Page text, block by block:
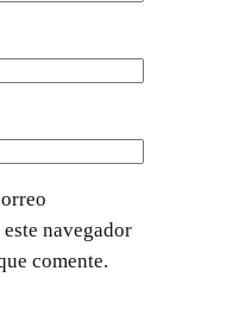
navegador
comente.